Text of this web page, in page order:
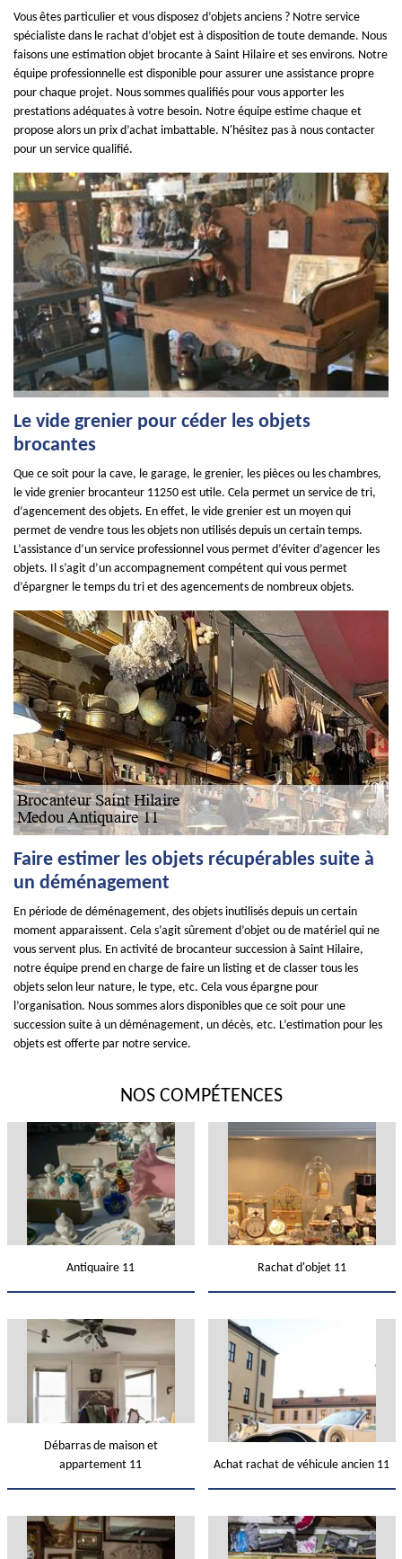
Vous êtes particulier et vous disposez d’objets anciens ? Notre service
spécialiste dans le rachat d’objet est à disposition de toute demande. Nous
faisons une estimation objet brocante à Saint Hilaire et ses environs. Notre
équipe professionnelle est disponible pour assurer une assistance propre
pour chaque projet. Nous sommes qualifiés pour vous apporter les
prestations adéquates à votre besoin. Notre équipe estime chaque et
propose alors un prix d’achat imbattable. N'hésitez pas à nous contacter
pour un service qualifié.
Le vide grenier pour céder les objets
brocantes
Que ce soit pour la cave, le garage, le grenier, les pièces ou les chambres,
le vide grenier brocanteur 11250 est utile. Cela permet un service de tri,
d’agencement des objets. En effet, le vide grenier est un moyen qui
permet de vendre tous les objets non utilisés depuis un certain temps.
L’assistance d’un service professionnel vous permet d’éviter d’agencer les
objets. Il s’agit d’un accompagnement compétent qui vous permet
d’épargner le temps du tri et des agencements de nombreux objets.
Faire estimer les objets récupérables suite à
un déménagement
En période de déménagement, des objets inutilisés depuis un certain
moment apparaissent. Cela s’agit sûrement d’objet ou de matériel qui ne
vous servent plus. En activité de brocanteur succession à Saint Hilaire,
notre équipe prend en charge de faire un listing et de classer tous les
objets selon leur nature, le type, etc. Cela vous épargne pour
l’organisation. Nous sommes alors disponibles que ce soit pour une
succession suite à un déménagement, un décès, etc. L’estimation pour les
objets est offerte par notre service.
NOS COMPÉTENCES
Antiquaire 11 Rachat d'objet 11
Débarras de maison et
appartement 11
Achat rachat de véhicule ancien 11